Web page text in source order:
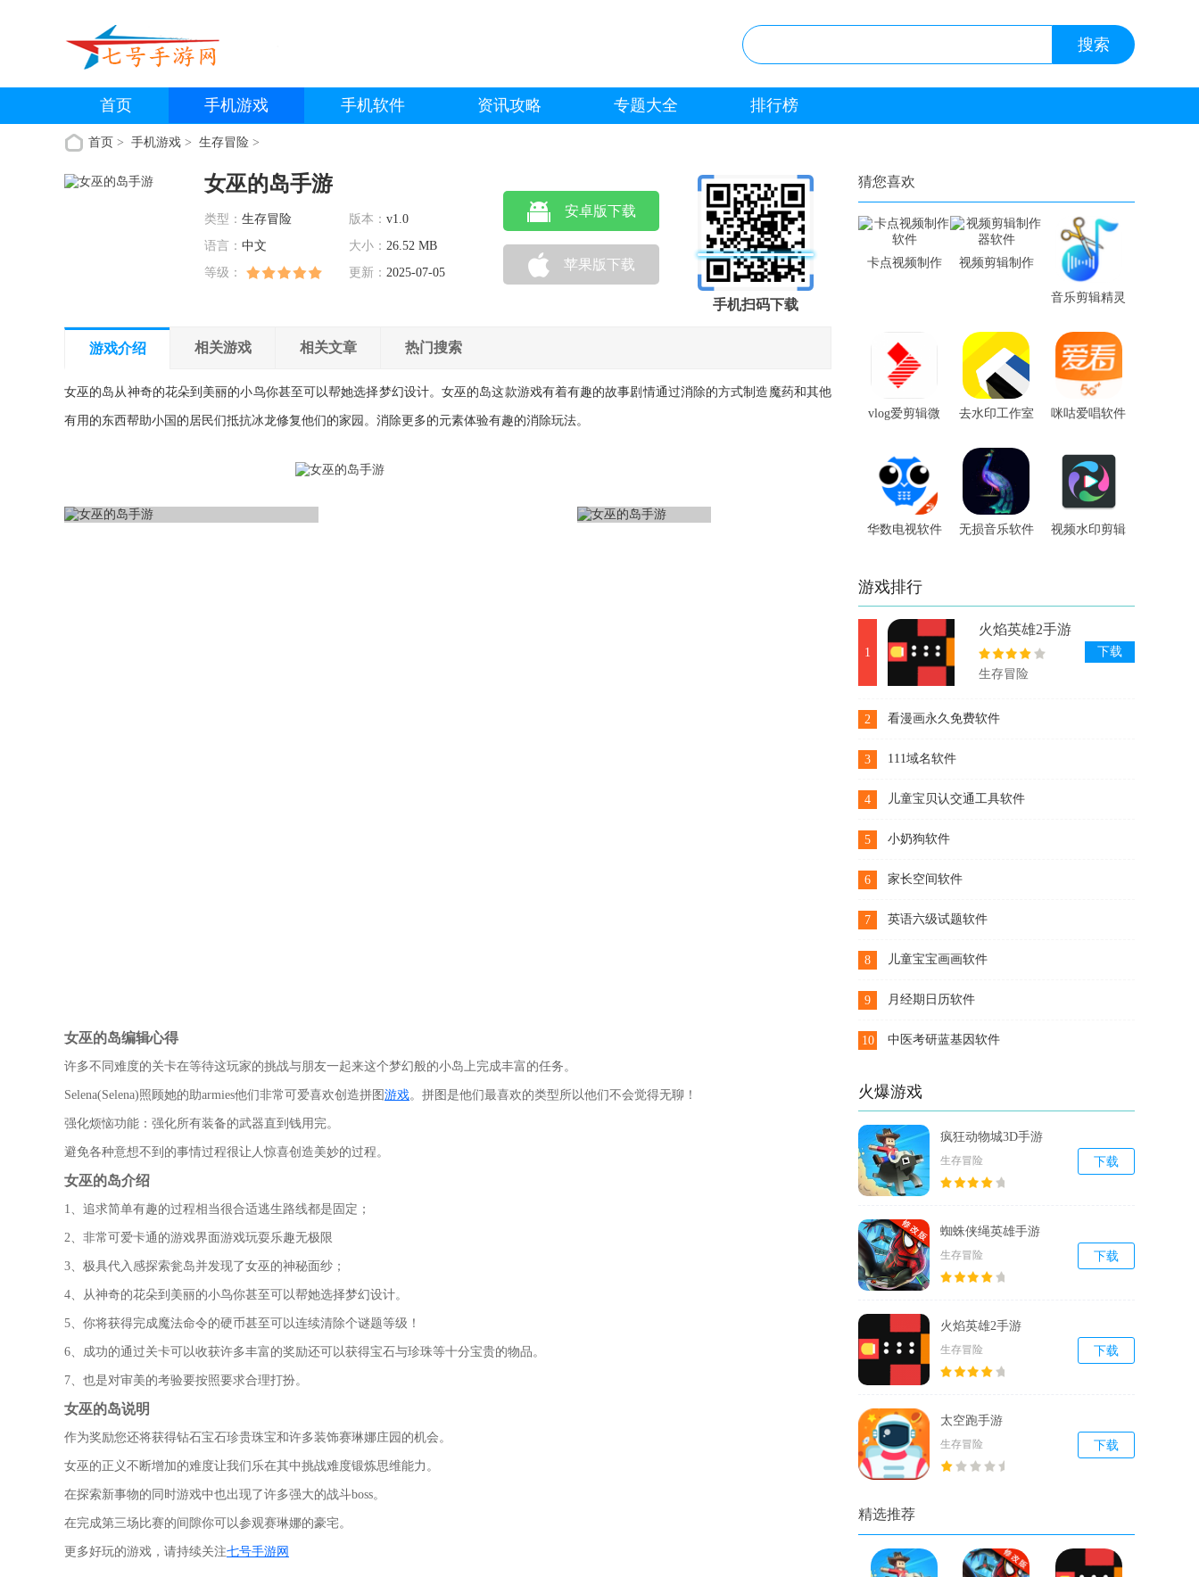
首页 手机游戏 手机软件 资讯攻略 专题大全 排行榜
首页 > 手机游戏 > 生存冒险 >
女巫的岛手游
类型： 生存冒险 版本： v1.0
语言： 中文 大小： 26.52 MB
等级：
更新： 2025-07-05
安卓版下载
苹果版下载
手机扫码下载
游戏介绍 相关游戏 相关文章 热门搜索
女巫的岛从神奇的花朵到美丽的小鸟你甚至可以帮她选择梦幻设计。女巫的岛这款游戏有着有趣的故事剧情通过消除的方式制造魔药和其他
有用的东西帮助小国的居民们抵抗冰龙修复他们的家园。消除更多的元素体验有趣的消除玩法。
女巫的岛编辑心得
许多不同难度的关卡在等待这玩家的挑战与朋友一起来这个梦幻般的小岛上完成丰富的任务。
Selena(Selena)照顾她的助armies他们非常可爱喜欢创造拼图 游戏。拼图是他们最喜欢的类型所以他们不会觉得无聊！
强化烦恼功能：强化所有装备的武器直到钱用完。
避免各种意想不到的事情过程很让人惊喜创造美妙的过程。
女巫的岛介绍
1、追求简单有趣的过程相当很合适逃生路线都是固定；
2、非常可爱卡通的游戏界面游戏玩耍乐趣无极限
3、极具代入感探索瓮岛并发现了女巫的神秘面纱；
4、从神奇的花朵到美丽的小鸟你甚至可以帮她选择梦幻设计。
5、你将获得完成魔法命令的硬币甚至可以连续清除个谜题等级！
6、成功的通过关卡可以收获许多丰富的奖励还可以获得宝石与珍珠等十分宝贵的物品。
7、也是对审美的考验要按照要求合理打扮。
女巫的岛说明
作为奖励您还将获得钻石宝石珍贵珠宝和许多装饰赛琳娜庄园的机会。
女巫的正义不断增加的难度让我们乐在其中挑战难度锻炼思维能力。
在探索新事物的同时游戏中也出现了许多强大的战斗boss。
在完成第三场比赛的间隙你可以参观赛琳娜的豪宅。
更多好玩的游戏，请持续关注七号手游网
猜您喜欢
卡点视频制作
视频剪辑制作
音乐剪辑精灵
vlog爱剪辑微
去水印工作室
咪咕爱唱软件
华数电视软件 无损音乐软件
视频水印剪辑
游戏排行
1
火焰英雄2手游
生存冒险
下载
2 看漫画永久免费软件
3 111域名软件
4 儿童宝贝认交通工具软件
5 小奶狗软件
6 家长空间软件
7 英语六级试题软件
8 儿童宝宝画画软件
9 月经期日历软件
10 中医考研蓝基因软件
火爆游戏
疯狂动物城3D手游
生存冒险 下载
蜘蛛侠绳英雄手游
生存冒险 下载
火焰英雄2手游
生存冒险 下载
太空跑手游
生存冒险 下载
精选推荐